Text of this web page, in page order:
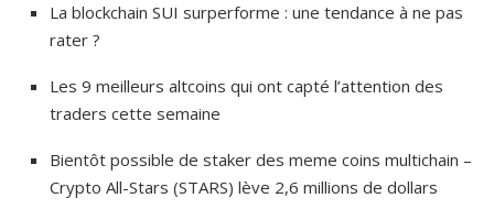
La blockchain SUI surperforme : une tendance à ne pas
rater ?
Les 9 meilleurs altcoins qui ont capté l’attention des
traders cette semaine
Bientôt possible de staker des meme coins multichain –
Crypto All-Stars (STARS) lève 2,6 millions de dollars